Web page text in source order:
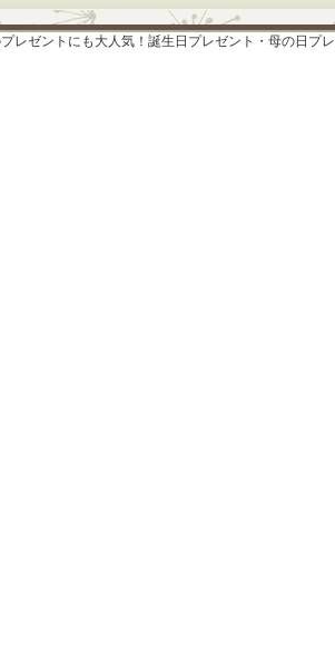
レゼントにも大人気！誕生日プレゼント・母の日プ